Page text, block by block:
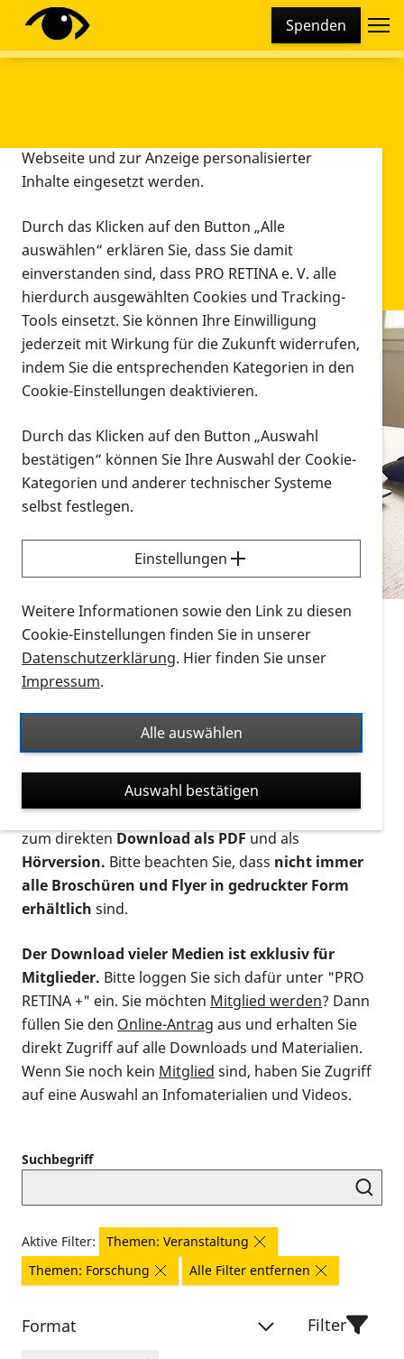
Spenden
Infomaterial
Infomaterial
Vorlesen
Alle Infomaterialien in verschiedenen
Formaten an einem Ort
Sie möchten wissen, wie Sie nach Infonmaterial
suchen und dieses bestellen bzw. herunterladen
können? Schauen Sie sich dieErklärvideos zum
Thema Infomaterial auf der PRO RETINA-Website
für blinde und sehbehinderte Menschen an.
Auf dieser Seite finden Sie sämtliches Infomaterial
Ort. Nutzen Sie den Formatfilter, um ausschließlich
nach Flyern und Broschüren, Audios oder Videos zu
suchen. Die meisten Flyer und Broschüren werden in
verschiedenen Formaten angeboten: zur
postalischen Bestellung als gedruckte Variante
zum direktenDownload als PDFund als
Hörversion. Bitte beachten Sie, dass nicht immer
alle Broschüren und Flyer in gedruckter Form
erhältlich sind.
Der Download vieler Medien ist exklusiv für
Mitglieder. Bitte loggen Sie sich dafür unter "PRO
RETINA +" ein. Sie möchten Mitglied werden? Dann
füllen Sie den Online-Antrag aus und erhalten Sie
direkt Zugriff auf alle Downloads und Materialien.
Wenn Sie noch kein Mitglied sind, haben Sie Zugriff
auf eine Auswahl an Infomaterialien und Videos.
Suchbegriff
Aktive Filter:
Themen: Veranstaltung
Themen: Forschung
Alle Filter entfernen
Format Filter
Diese Webseite setzt verschiedene Cookies und
Tracking-Tools ein. Dies beinhaltet Cookies und
Webseite und zur Anzeige personalisierter
Inhalte eingesetzt werden.
Durch das Klicken auf den Button „Alle
auswählen“ erklären Sie, dass Sie damit
einverstanden sind, dass PRO RETINA e. V. alle
hierdurch ausgewählten Cookies und Tracking-
Tools einsetzt. Sie können Ihre Einwilligung
jederzeit mit Wirkung für die Zukunft widerrufen,
indem Sie die entsprechenden Kategorien in den
Cookie-Einstellungen deaktivieren.
Durch das Klicken auf den Button „Auswahl
bestätigen“ können Sie Ihre Auswahl der Cookie-
Kategorien und anderer technischer Systeme
selbst festlegen.
Einstellungen
Weitere Informationen sowie den Link zu diesen
Cookie-Einstellungen finden Sie in unserer
Datenschutzerklärung. Hier finden Sie unser
Impressum.
Alle auswählen
Auswahl bestätigen